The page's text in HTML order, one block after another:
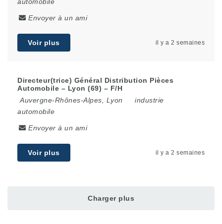
Envoyer à un ami
Voir plus il y a 2 semaines
Directeur(trice) Général Distribution Pièces
Automobile – Lyon (69) – F/H
Auvergne-Rhônes-Alpes
Lyon
industrie
automobile
Envoyer à un ami
Voir plus il y a 2 semaines
Charger plus